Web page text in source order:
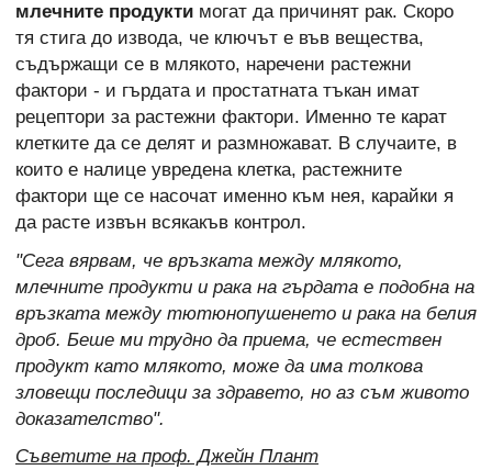
млечните продукти могат да причинят рак. Скоро
тя стига до извода, че ключът е във вещества,
съдържащи се в млякото, наречени растежни
фактори - и гърдата и простатната тъкан имат
рецептори за растежни фактори. Именно те карат
клетките да се делят и размножават. В случаите, в
които е налице увредена клетка, растежните
фактори ще се насочат именно към нея, карайки я
да расте извън всякакъв контрол.
"Сега вярвам, че връзката между млякото,
млечните продукти и рака на гърдата е подобна на
връзката между тютюнопушенето и рака на белия
дроб. Беше ми трудно да приема, че естествен
продукт като млякото, може да има толкова
зловещи последици за здравето, но аз съм живото
доказателство".
Съветите на проф. Джейн Плант